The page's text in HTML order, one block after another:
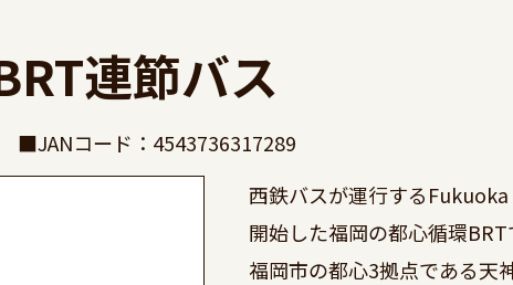
連節バス
■JANコード：4543736317289
西鉄バスが運行する
開始した福岡の都心循環BRT
福岡市の都心3拠点である天